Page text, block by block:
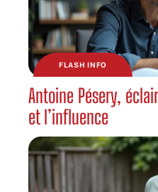
FLASH INFO
Antoine Pésery,
et l’influence